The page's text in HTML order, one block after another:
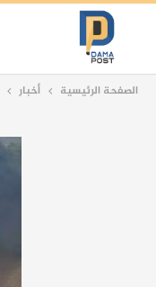
الصفحة الرئيسية أخبار